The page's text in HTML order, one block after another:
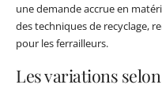
une demande accrue en
des techniques de recyclage,
pour les ferrailleurs.
Les variations